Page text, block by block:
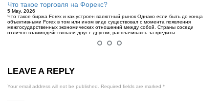
Что такое торговля на Форекс?
5 May, 2026
Что такое биржа Forex и как устроен валютный рынок Однако если быть до конца
объективными Forex в том или ином виде существовал с момента появления
межгосударственных экономических отношений между собой. Страны соседи
отлично взаимодействовали друг с другом, расплачиваясь за кредиты …
LEAVE A REPLY
Your email address will not be published. Required fields are marked *